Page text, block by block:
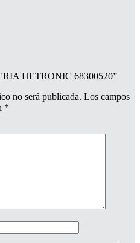
HETRONIC 68300520”
no será publicada. Los campos
*